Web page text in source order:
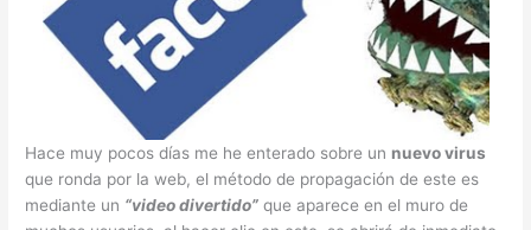
Hace muy pocos días me he enterado sobre un nuevo virus
que ronda por la web, el método de propagación de este es
mediante un “video divertido” que aparece en el muro de